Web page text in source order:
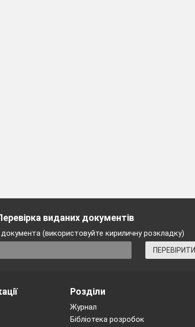
виданих документів
(використовуйте кириличну розкладку)
ПЕРЕВІРИТИ
Розділи
Журнал
Бібліотека розробок